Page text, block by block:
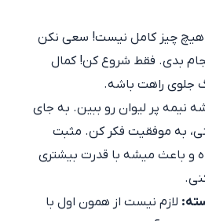
هیچ چیز کامل نیست! سعی نکن
بدی. فقط شروع کن! کمال
جلوی راهت باشه.
نیمه پر لیوان رو ببین. به جای
به موفقیت فکر کن. مثبت
و باعث میشه با قدرت بیشتری
لازم نیست از همون اول با